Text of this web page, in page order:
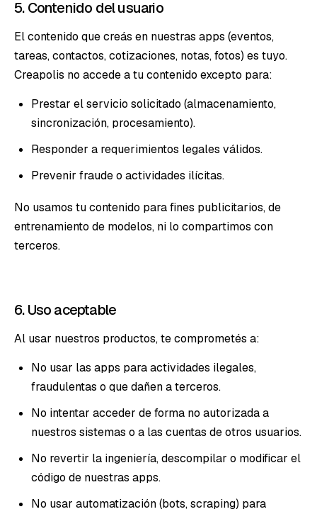
5. Contenido del usuario
El contenido que creás en nuestras apps (eventos,
tareas, contactos, cotizaciones, notas, fotos) es tuyo.
Creapolis no accede a tu contenido excepto para:
Prestar el servicio solicitado (almacenamiento,
sincronización, procesamiento).
Responder a requerimientos legales válidos.
Prevenir fraude o actividades ilícitas.
No usamos tu contenido para fines publicitarios, de
entrenamiento de modelos, ni lo compartimos con
terceros.
6. Uso aceptable
Al usar nuestros productos, te comprometés a:
No usar las apps para actividades ilegales,
fraudulentas o que dañen a terceros.
No intentar acceder de forma no autorizada a
nuestros sistemas o a las cuentas de otros usuarios.
No revertir la ingeniería, descompilar o modificar el
código de nuestras apps.
No usar automatización (bots, scraping) para